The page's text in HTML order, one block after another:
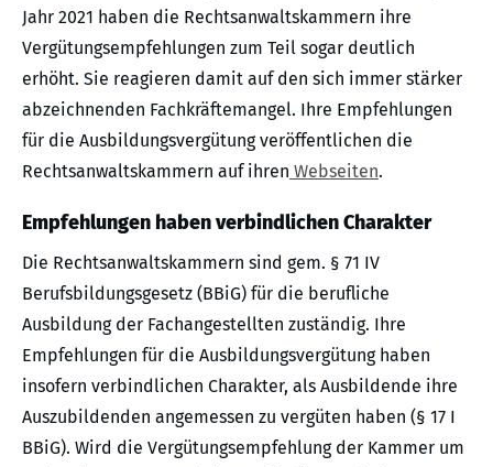
Jahr 2021 haben die Rechtsanwaltskammern ihre
Vergütungsempfehlungen zum Teil sogar deutlich
erhöht. Sie reagieren damit auf den sich immer stärker
abzeichnenden Fachkräftemangel. Ihre Empfehlungen
für die Ausbildungsvergütung veröffentlichen die
Rechtsanwaltskammern auf ihren Webseiten.
Empfehlungen haben verbindlichen Charakter
Die Rechtsanwaltskammern sind gem. § 71 IV
Berufsbildungsgesetz (BBiG) für die berufliche
Ausbildung der Fachangestellten zuständig. Ihre
Empfehlungen für die Ausbildungsvergütung haben
insofern verbindlichen Charakter, als Ausbildende ihre
Auszubildenden angemessen zu vergüten haben (§ 17 I
BBiG). Wird die Vergütungsempfehlung der Kammer um